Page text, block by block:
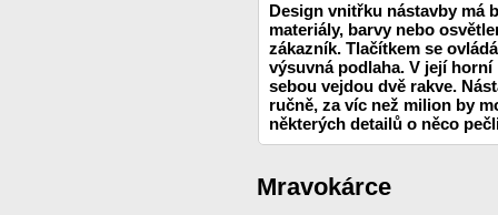
Design vnitřku nástavby má
materiály, barvy nebo
zákazník. Tlačítkem se
výsuvná podlaha. V její horní
sebou vejdou dvě rakve.
ručně, za víc než milion by
některých detailů o něco
Mravokárce